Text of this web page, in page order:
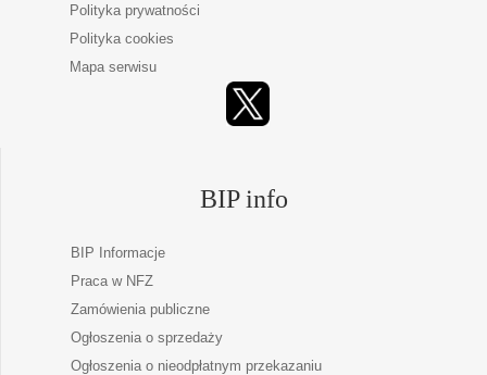
Polityka prywatności
Polityka cookies
Mapa serwisu
BIP info
BIP Informacje
Praca w NFZ
Zamówienia publiczne
Ogłoszenia o sprzedaży
Ogłoszenia o nieodpłatnym przekazaniu